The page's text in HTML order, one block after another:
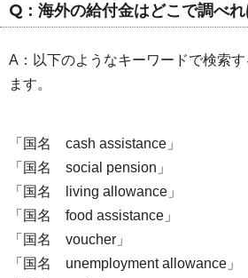
Q：海外の給付金はどこで調べ
A：以下のようなキーワードで検索
ます。
「国名 cash assistance」
「国名 social pension」
「国名 living allowance」
「国名 food assistance」
「国名 voucher」
「国名 unemployment allowance」